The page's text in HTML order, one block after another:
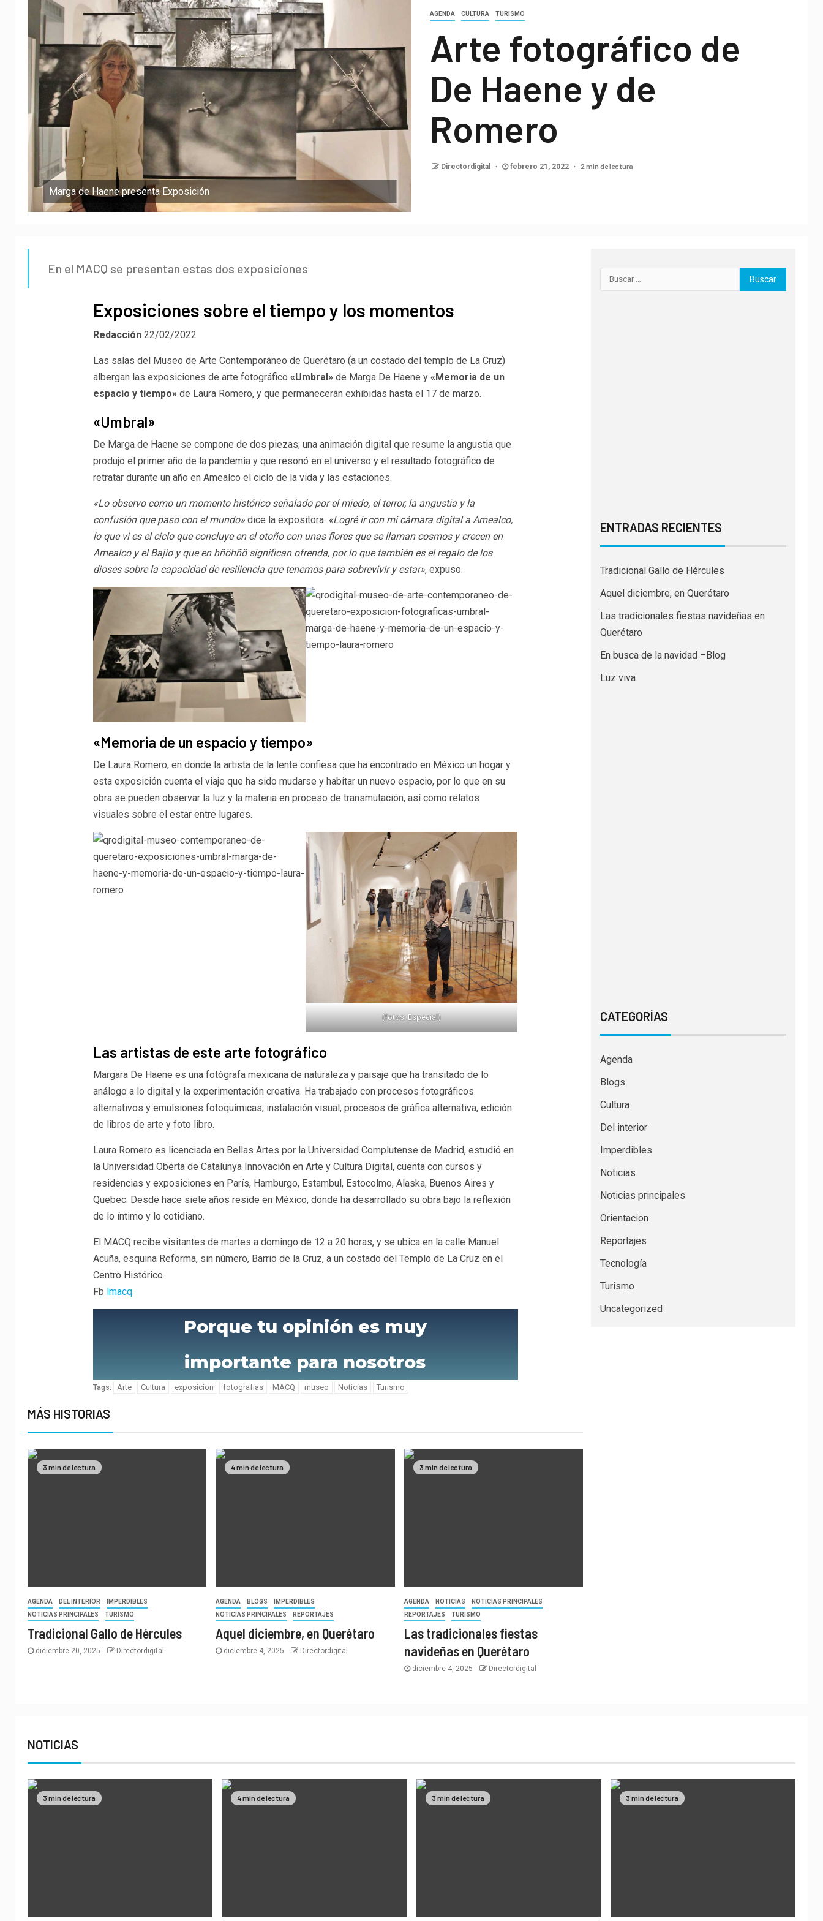
Marga de Haene presenta Exposición
AGENDA CULTURA TURISMO
Arte fotográfico de
De Haene y de
Romero
Directordigital febrero 21, 2022 2 min de lectura
En el MACQ se presentan estas dos exposiciones
Exposiciones sobre el tiempo y los momentos
Redacción22/02/2022
Las salas del Museo de Arte Contemporáneo de Querétaro (a un costado del templo de La Cruz)
albergan las exposiciones de arte fotográfico «Umbral»de Marga De Haene y «Memoria de un
espacio y tiempo»de Laura Romero, y que permanecerán exhibidas hasta el 17 de marzo.
«Umbral»
De Marga de Haene se compone de dos piezas; una animación digital que resume la angustia que
produjo el primer año de la pandemia y que resonó en el universo y el resultado fotográfico de
retratar durante un año en Amealco el ciclo de la vida y las estaciones.
«Lo observo como un momento histórico señalado por el miedo, el terror, la angustia y la
confusión que paso con el mundo»dice la expositora. «Logré ir con mi cámara digital a Amealco,
lo que vi es el ciclo que concluye en el otoño con unas flores que se llaman cosmos y crecen en
Amealco y el Bajío y que en hñöhñö significan ofrenda, por lo que también es el regalo de los
dioses sobre la capacidad de resiliencia que tenemos para sobrevivir y estar», expuso.
«Memoria de un espacio y tiempo»
De Laura Romero, en donde la artista de la lente confiesa que ha encontrado en México un hogar y
esta exposición cuenta el viaje que ha sido mudarse y habitar un nuevo espacio, por lo que en su
obra se pueden observar la luz y la materia en proceso de transmutación, así como relatos
visuales sobre el estar entre lugares.
(fotos: Especial)
Las artistas de este arte fotográfico
Margara De Haene es una fotógrafa mexicana de naturaleza y paisaje que ha transitado de lo
análogo a lo digital y la experimentación creativa. Ha trabajado con procesos fotográficos
alternativos y emulsiones fotoquímicas, instalación visual, procesos de gráfica alternativa, edición
de libros de arte y foto libro.
Laura Romero es licenciada en Bellas Artes por la Universidad Complutense de Madrid, estudió en
la Universidad Oberta de Catalunya Innovación en Arte y Cultura Digital, cuenta con cursos y
residencias y exposiciones en París, Hamburgo, Estambul, Estocolmo, Alaska, Buenos Aires y
Quebec. Desde hace siete años reside en México, donde ha desarrollado su obra bajo la reflexión
de lo íntimo y lo cotidiano.
El MACQ recibe visitantes de martes a domingo de 12 a 20 horas, y se ubica en la calle Manuel
Acuña, esquina Reforma, sin número, Barrio de la Cruz, a un costado del Templo de La Cruz en el
Centro Histórico.
Fb lmacq
Porque tu opinión es muy
importante para nosotros
Tags: Arte Cultura exposicion fotografías MACQ museo Noticias Turismo
MÁS HISTORIAS
3 min de lectura
AGENDA DEL INTERIOR
IMPERDIBLES
NOTICIAS PRINCIPALES
TURISMO
Tradicional Gallo de Hércules
diciembre 20, 2025 Directordigital
4 min de lectura
AGENDA BLOGS
IMPERDIBLES
NOTICIAS PRINCIPALES
REPORTAJES
Aquel diciembre, en Querétaro
diciembre 4, 2025 Directordigital
3 min de lectura
AGENDA NOTICIAS
NOTICIAS PRINCIPALES
REPORTAJES
TURISMO
Las tradicionales fiestas
navideñas en Querétaro
diciembre 4, 2025 Directordigital
ENTRADAS RECIENTES
Tradicional Gallo de Hércules
Aquel diciembre, en Querétaro
Las tradicionales fiestas navideñas en
Querétaro
En busca de la navidad –Blog
Luz viva
CATEGORÍAS
Agenda
Blogs
Cultura
Del interior
Imperdibles
Noticias
Noticias principales
Orientacion
Reportajes
Tecnología
Turismo
Uncategorized
NOTICIAS
3 min de lectura 4 min de lectura 3 min de lectura 3 min de lectura